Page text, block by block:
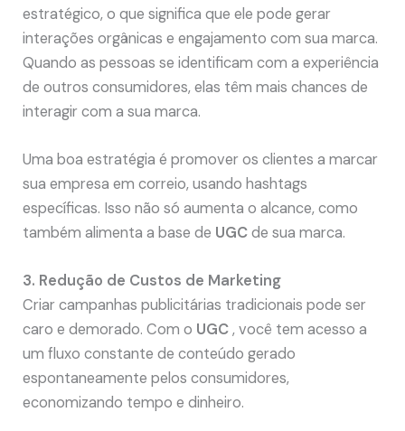
estratégico, o que significa que ele pode gerar
interações orgânicas e engajamento com sua marca.
Quando as pessoas se identificam com a experiência
de outros consumidores, elas têm mais chances de
interagir com a sua marca.
Uma boa estratégia é promover os clientes a marcar
sua empresa em correio, usando hashtags
específicas. Isso não só aumenta o alcance, como
também alimenta a base de UGCde sua marca.
3. Redução de Custos de Marketing
Criar campanhas publicitárias tradicionais pode ser
caro e demorado. Com o UGC, você tem acesso a
um fluxo constante de conteúdo gerado
espontaneamente pelos consumidores,
economizando tempo e dinheiro.